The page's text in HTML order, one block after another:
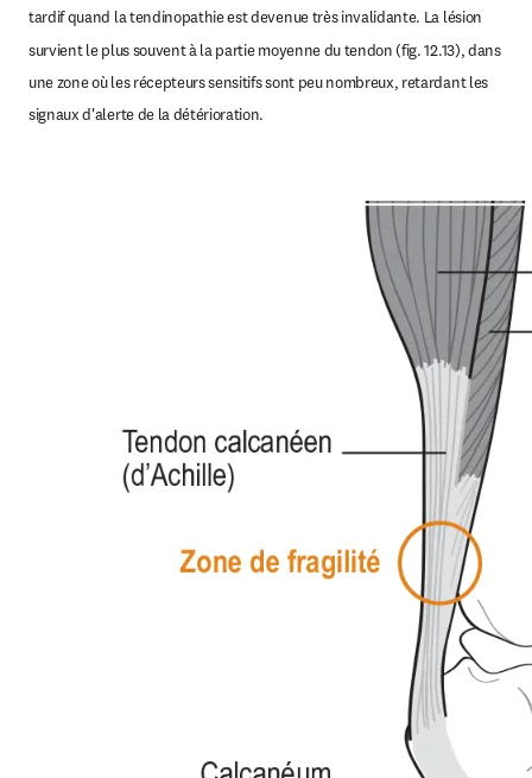
tardif quand la tendinopathie est devenue très invalidante. La lésion
survient le plus souvent à la partie moyenne du tendon (fig. 12.13), dans
une zone où les récepteurs sensitifs sont peu nombreux, retardant les
signaux d'alerte de la détérioration.